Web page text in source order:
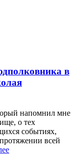
в
напомнил мне
о тех
событиях,
всей